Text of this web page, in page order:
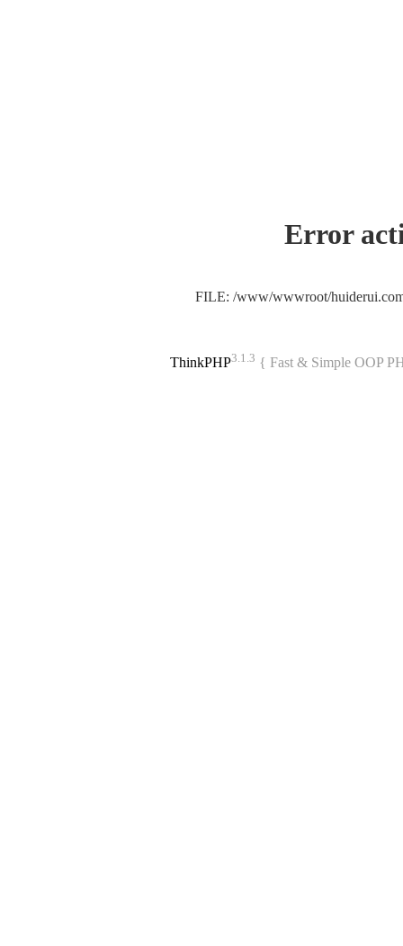
Error
FILE: /www/wwwroot/
ThinkPHP3.1.3 { Fast & Simple OOP